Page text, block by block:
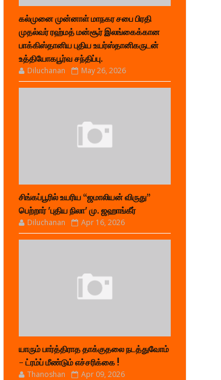
கல்முனை முன்னாள் மாநகர சபை பிரதி
முதல்வர் ரஹ்மத் மன்சூர் இலங்கைக்கான
பாக்கிஸ்தானிய புதிய உயர்ஸ்தானிகருடன்
உத்தியோகபூர்வ சந்திப்பு.
Diluchanan May 26, 2026
சிங்கப்பூரில் உயரிய “ஜமாலியன் விருது”
பெற்றார் 'புதிய நிலா' மு. ஜஹாங்கீர்
Diluchanan Apr 16, 2026
யாரும் பார்த்திராத தாக்குதலை நடத்துவோம்
- ட்ரம்ப் மீண்டும் எச்சரிக்கை !
Thanoshan Apr 09, 2026